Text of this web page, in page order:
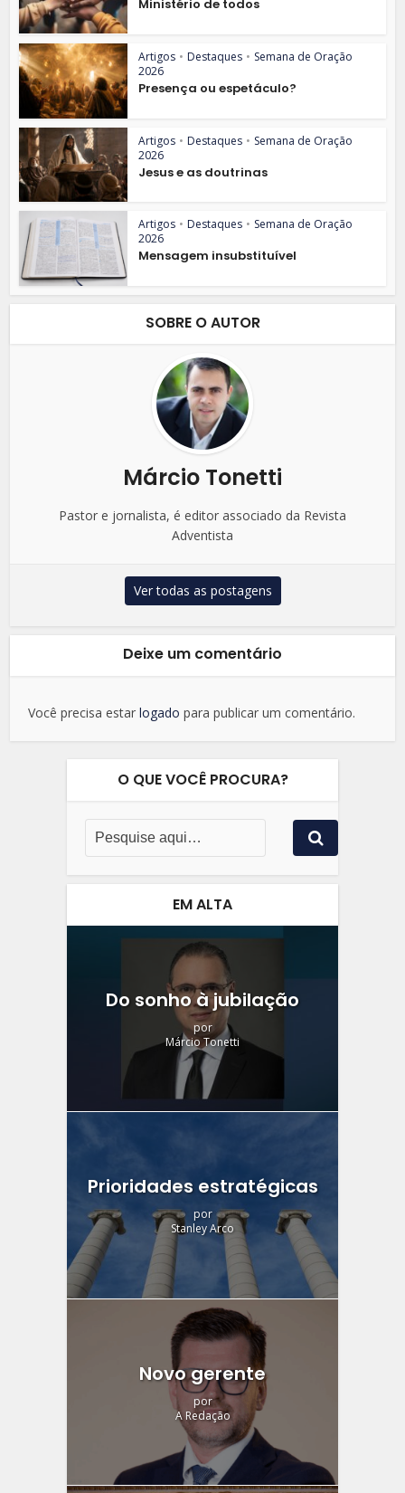
Ministério de todos
Artigos • Destaques • Semana de Oração
2026
Presença ou espetáculo?
Artigos • Destaques • Semana de Oração
2026
Jesus e as doutrinas
Artigos • Destaques • Semana de Oração
2026
Mensagem insubstituível
SOBRE O AUTOR
Márcio Tonetti
Pastor e jornalista, é editor associado da Revista
Adventista
Ver todas as postagens
Deixe um comentário
Você precisa estarlogado para publicar um comentário.
O QUE VOCÊ PROCURA?
EM ALTA
Do sonho à jubilação
por
Márcio Tonetti
Prioridades estratégicas
por
Stanley Arco
Novo gerente
por
A Redação